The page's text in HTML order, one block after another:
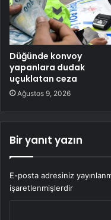
Düğünde konvoy
yapanlara dudak
uçuklatan ceza
Ağustos 9, 2026
Bir yanıt yazın
E-posta adresiniz
işaretlenmişlerdir